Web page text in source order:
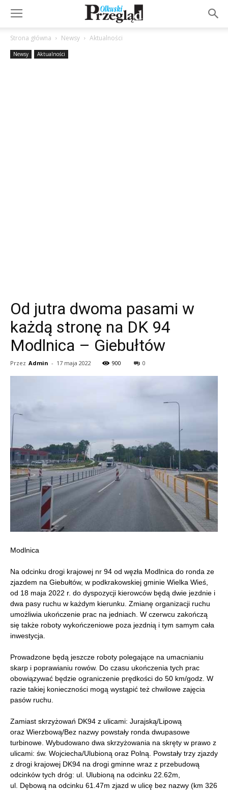
Strona główna Newsy Aktualności
Newsy Aktualności
Od jutra dwoma pasami w
każdą stronę na DK 94
Modlnica – Giebułtów
Przez Admin - 17 maja 2022 900 0
Modlnica
Na odcinku drogi krajowej nr 94 od węzła Modlnica do ronda ze
zjazdem na Giebułtów, w podkrakowskiej gminie Wielka Wieś,
od 18 maja 2022 r. do dyspozycji kierowców będą dwie jezdnie i
dwa pasy ruchu w każdym kierunku. Zmianę organizacji ruchu
umożliwia ukończenie prac na jedniach. W czerwcu zakończą
się także roboty wykończeniowe poza jezdnią i tym samym cała
inwestycja.
Prowadzone będą jeszcze roboty polegające na umacnianiu
skarp i poprawianiu rowów. Do czasu ukończenia tych prac
obowiązywać będzie ograniczenie prędkości do 50 km/godz. W
razie takiej konieczności mogą wystąpić też chwilowe zajęcia
pasów ruchu.
Zamiast skrzyżowań DK94 z ulicami: Jurajską/Lipową
oraz Wierzbową/Bez nazwy powstały ronda dwupasowe
turbinowe. Wybudowano dwa skrzyżowania na skręty w prawo z
ulicami: św. Wojciecha/Ulubioną oraz Polną. Powstały trzy zjazdy
z drogi krajowej DK94 na drogi gminne wraz z przebudową
odcinków tych dróg: ul. Ulubioną na odcinku 22.62m,
ul. Dębową na odcinku 61.47m zjazd w ulicę bez nazwy (km 326